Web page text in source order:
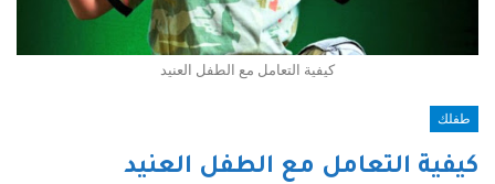
كيفية التعامل مع الطفل العنيد
طفلك
كيفية التعامل مع الطفل العنيد